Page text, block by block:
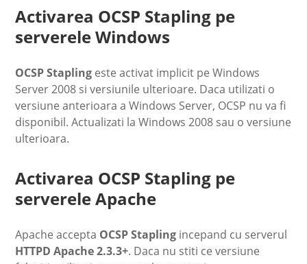
Activarea OCSP Stapling pe
serverele Windows
OCSP Stapling este activat implicit pe Windows
Server 2008 si versiunile ulterioare. Daca utilizati o
versiune anterioara a Windows Server, OCSP nu va fi
disponibil. Actualizati la Windows 2008 sau o versiune
ulterioara.
Activarea OCSP Stapling pe
serverele Apache
Apache accepta OCSP Stapling incepand cu serverul
HTTPD Apache 2.3.3+. Daca nu stiti ce versiune